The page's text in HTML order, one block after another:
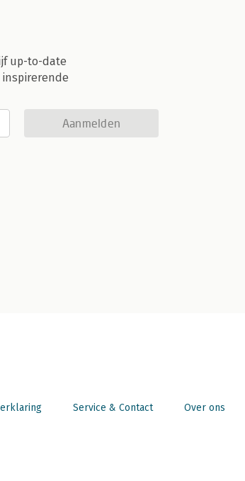
up-to-date
Aanmelden
Service & Contact Over ons